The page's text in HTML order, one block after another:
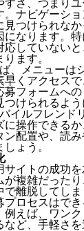
さ、つまりユ
ナビゲーシ
つけられなか
なります。
応していない
ます。
、メニューは
早くアクセス
募フォームへ
けられるよう
イルフレンド
に操作できる
配置や、読み
ょう。
サイトの成功
複雑だった
離脱してしま
プロセスはで
例えば、ワン
など、手軽さ